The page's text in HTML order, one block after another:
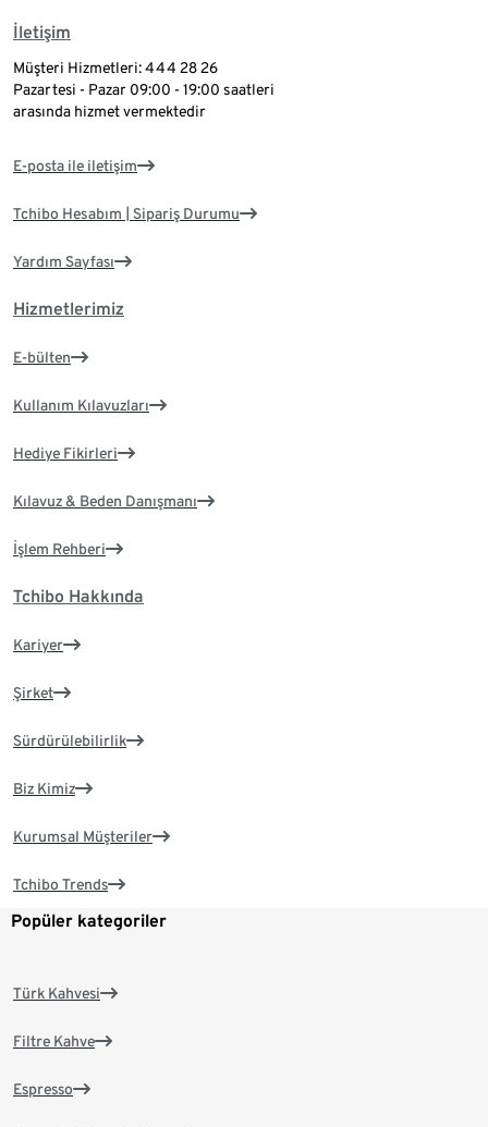
İletişim
Müşteri Hizmetleri: 444 28 26
Pazartesi - Pazar 09:00 - 19:00 saatleri
arasında hizmet vermektedir
E-posta ile iletişim
Tchibo Hesabım | Sipariş Durumu
Yardım Sayfası
Hizmetlerimiz
E-bülten
Kullanım Kılavuzları
Hediye Fikirleri
Kılavuz & Beden Danışmanı
İşlem Rehberi
Tchibo Hakkında
Kariyer
Şirket
Sürdürülebilirlik
Biz Kimiz
Kurumsal Müşteriler
Tchibo Trends
Popüler kategoriler
Türk Kahvesi
Filtre Kahve
Espresso